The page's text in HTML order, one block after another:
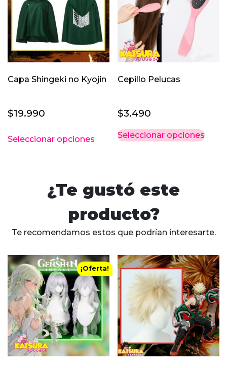
Capa Shingeki no Kyojin
$19.990
Seleccionar opciones producto
Las
se
pueden
la
página
de
producto
Cepillo Pelucas
$3.490
Seleccionar opciones
la
de
¿Te gustó este
producto?
Te recomendamos estos que podrían interesarte.
¡Oferta!